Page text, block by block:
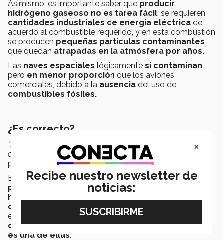
Asimismo, es importante saber que producir
hidrógeno gaseoso no es tarea fácil , se requieren
cantidades industriales de energía eléctrica de
acuerdo al combustible requerido, y en esta combustión
se producen pequeñas partículas contaminantes
que quedan atrapadas en la atmósfera por años.
Las naves espaciales lógicamente sí contaminan
pero en menor proporción que los aviones
comerciales, debido a la ausencia del uso de
combustibles fósiles.
¿Es correcto?
“El hombre siempre ha tenido la intención no solo de
conquistar el mundo, sino también el espacio”,
profesora Haua
Es complicado tratar de poner enuna balanza el
progreso que el turismo espacial significa para la
humanidad y el impacto negativo que puede
crear con el cambio climático actual
es alentador ver que cada díamás empresas
de manera sustentable;Tesla, del mismo Elon Musk
es una de ellas.
×
Recibe nuestro newsletter de
noticias: